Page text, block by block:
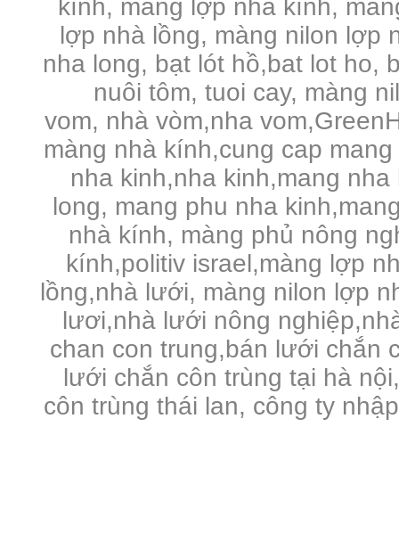
kính, màng lợp nhà kính,
lợp nhà lồng, màng nilon lợp
nha long, bạt lót hồ,bat lot ho,
nuôi tôm, tuoi cay, màng
vom, nhà vòm,nha
màng nhà kính,cung cap
nha kinh,nha kinh,mang
long, mang phu nha
nhà kính, màng phủ nông
kính,politiv israel,màng lợp
lồng,nhà lưới, màng nilon lợp
lươi,nhà lưới nông
chan con trung,bán lưới chắn
lưới chắn côn trùng tại hà
côn trùng thái lan, công ty